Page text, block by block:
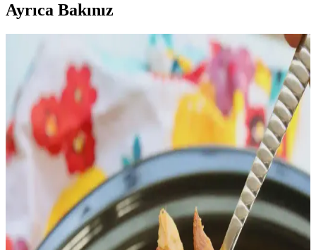
Ayrıca Bakınız
Tavuk Göğsü Tariflerinde Kültürel Çeşitlilik ve
Pratik Pişirme Yöntemleri
Tavuk göğsü, çeşitli mutfaklardan tarifler ve pişirme teknikleriyle
zenginleştirilebilir. Baharatlar, soslar ve dolgu malzemeleriyle
besleyici ve farklı lezzetler yaratmak mümkündür.
Kavrulmuş Tavuk Karkasının Stok İçin
Saklanmasının Avantajları ve Uygulamaları
Kavrulmuş tavuk karkasının stok yapımı için saklanması, ev yapımı
stokların doğal lezzet ve besin değerini artırır. Kemik ve
kıkırdakların kolajen açısından önemi ve saklama yöntemleri
detaylıca ele alınır.